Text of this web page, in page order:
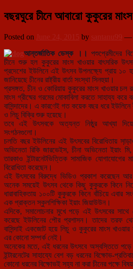
বছরঘুরে চীনে আবারো কুকুরের
Posted on June 24, 2015 by santanu99 —
আন্তর্জাতিক ডেস্ক ।। পশুপ্রেমীদের
চীনে শুরু হল কুকুরের মাংস খাওয়ার বাৎসরিক
প্রদেশের ইউলিনে এই উৎসব উপলক্ষ্যে প্রায় ১০
জানিয়েছে চীনের রাষ্ট্রীয় বার্তা সংস্থা সিনহুয়া।
প্রসঙ্গত, চীন ও কোরিয়ায় কুকুরের মাংস খাওয়ার চল
মাংস গ্রীষ্মের গরমের মোকাবিলা করতে সাহায্য
বাসিন্দাদের। এ কারণেই গত কয়েক বছর ধরে ইউলিনে
ও লিচু বিক্রি শুরু হয়েছে।
তবে এই উৎসবকে অত্যন্ত নিষ্ঠুর আখ্যা দিয়ে
সংগঠনগুলো।
চলতি বছর ইউলিনের এই উৎসবের বিরোধিতায়
অভিনেতা রিকি জারভেইস, চীনা অভিনেতা ইয়াং
তারকাও ইন্টারনেটভিত্তিক সামাজিক
বিরোধিতা করেছেন।
এই উৎসবের বিরুদ্ধে ভিডিও প্রকাশ করেছেন আর
অনেক সময়েই উৎসব থেকে কিছু কুকুরকে কিনে
ধারাবাহিকতায় ১০০টি কুকুরকে কিনে বাঁচিয়ে এবার
এক প্রাক্তন স্কুলশিক্ষিকা ইয়াং জিয়াউউন।
এদিকে, সমালোচনার মুখে পড়ে এই উৎসবের সাথে
করেছে ইউলিনের পৌর প্রশাসন। তাদের তরফ
বাসিন্দাই একজোট হয়ে লিচু ও কুকুরের মাংস
এর কোনো সম্পর্ক নেই।
অনেকের মতে, এই ধরনের উৎসবে অস্বস্তিতে পড়ে
ইন্টারনেটের সাহায্যে বেশ বড় ধরনের বিক্ষোভ-
কোনো ধরনের বিক্ষোভই সহ্য না করা চীনের পক্ষে